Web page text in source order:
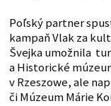
Poľský partner
kampaň Vlak za
Švejka umožnila
a Historické
v Rzeszowe, ale
či Múzeum Márie